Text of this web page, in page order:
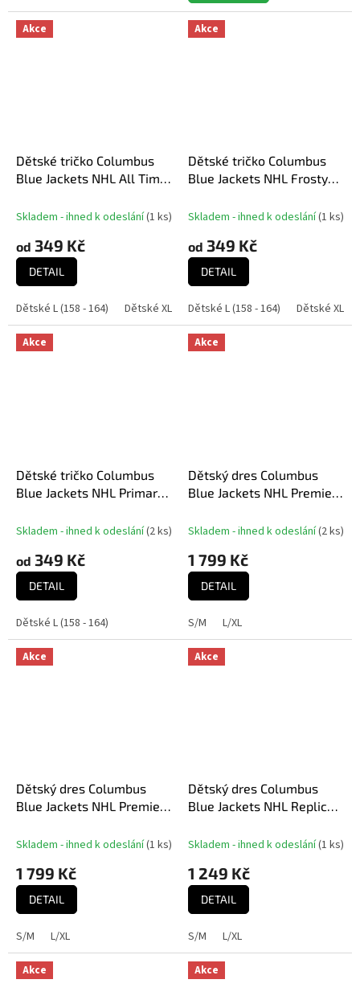
Akce
Dětské tričko Columbus
Blue Jackets NHL All Time
Skladem - ihned k odeslání(1 ks)
od 349 Kč
DETAIL
Dětské L (158 - 164) Dětské XL (170 - 176)
Akce
Dětské tričko Columbus
Blue Jackets NHL Frosty
Skladem - ihned k odeslání(1 ks)
od 349 Kč
DETAIL
Dětské L (158 - 164) Dětské XL
Akce
Dětské tričko Columbus
Blue Jackets NHL Primary
Skladem - ihned k odeslání(2 ks)
od 349 Kč
DETAIL
Dětské L (158 - 164)
Akce
Dětský dres Columbus
Blue Jackets NHL Premier
Skladem - ihned k odeslání(2 ks)
1 799 Kč
DETAIL
S/M L/XL
Akce
Dětský dres Columbus
Blue Jackets NHL Premier
Skladem - ihned k odeslání(1 ks)
1 799 Kč
DETAIL
S/M L/XL
Akce
Dětský dres Columbus
Blue Jackets NHL Replica
Skladem - ihned k odeslání(1 ks)
1 249 Kč
DETAIL
S/M L/XL
Akce Akce